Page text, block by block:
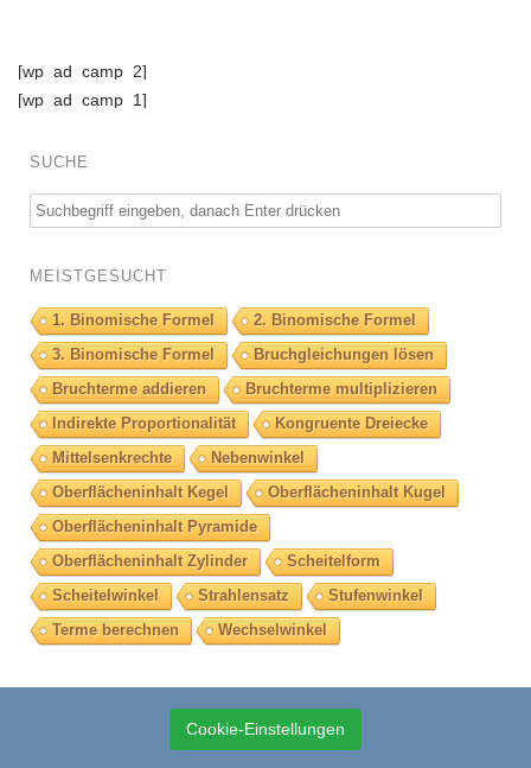
[wp_ad_camp_2]
[wp_ad_camp_1]
SUCHE
MEISTGESUCHT
1. Binomische Formel
2. Binomische Formel
3. Binomische Formel
Bruchgleichungen lösen
Bruchterme addieren
Bruchterme multiplizieren
Indirekte Proportionalität
Kongruente Dreiecke
Mittelsenkrechte
Nebenwinkel
Oberflächeninhalt Kegel
Oberflächeninhalt Kugel
Oberflächeninhalt Pyramide
Oberflächeninhalt Zylinder
Scheitelform
Scheitelwinkel
Strahlensatz
Stufenwinkel
Terme berechnen
Wechselwinkel
Cookie-Einstellungen